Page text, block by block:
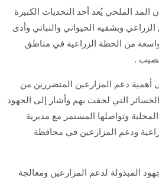
الملحي يُعد أحد التحديات الكبيرة
وبشقيه الحيواني والنباتي وأدى
من الخطة الزراعية في مناطق
.
أهمية دعم المزارعين المتضررين من
التي لحقت بهم وأشار إلى الجهود
المحلية وتواصلها المستمر مع مديرية
ودعم المزارعين في محافظة
المبذولة لدعم المزارعين ومعالجة